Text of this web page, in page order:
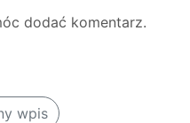
dodać komentarz.
wpis